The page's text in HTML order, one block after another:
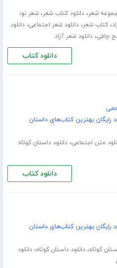
شعر،دانلود کتاب شعر،شعر نو،
،کتاب شعر،دانلود شعر اجتماعی،دانلود
چافی،دانلود شعر آزاد
دانلود کتاب
رایگان بهترین کتاب‌های داستان
متن اجتماعی،دانلود داستان کوتاه
دانلود کتاب
رایگان بهترین کتاب‌های داستان
کوتاه،دانلود داستان کوتاه،دانلود